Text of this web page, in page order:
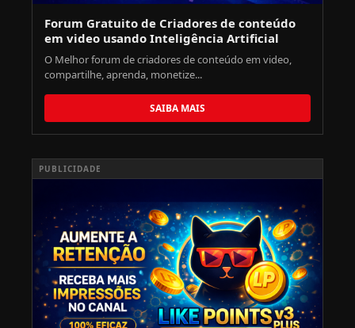
Forum Gratuito de Criadores de conteúdo
em video usando Inteligência Artificial
O Melhor forum de criadores de conteúdo em video,
compartilhe, aprenda, monetize...
SAIBA MAIS
PUBLICIDADE